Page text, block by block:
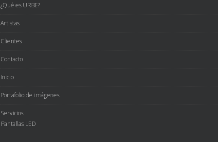
¿Qué es URBE?
Artistas
Clientes
Contacto
Inicio
Portafolio de imágenes
Servicios
Pantallas LED